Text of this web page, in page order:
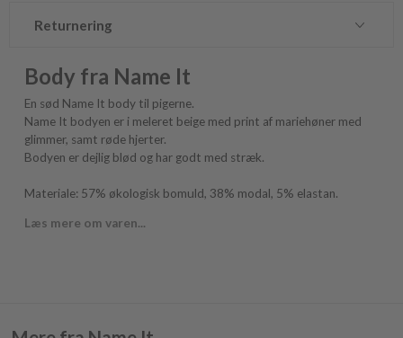
Returnering
Body fra Name It
En sød Name It body til pigerne.
Name It bodyen er i meleret beige med print af mariehøner med
glimmer, samt røde hjerter.
Bodyen er dejlig blød og har godt med stræk.
Materiale: 57% økologisk bomuld, 38% modal, 5% elastan.
Læs mere om varen...